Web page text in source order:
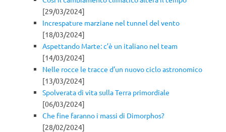
[29/03/2024]
Increspature marziane nel tunnel del vento
[18/03/2024]
Aspettando Marte: c’è un italiano nel team
[14/03/2024]
Nelle rocce le tracce d’un nuovo ciclo astronomico
[13/03/2024]
Spolverata di vita sulla Terra primordiale
[06/03/2024]
Che fine faranno i massi di Dimorphos?
[28/02/2024]